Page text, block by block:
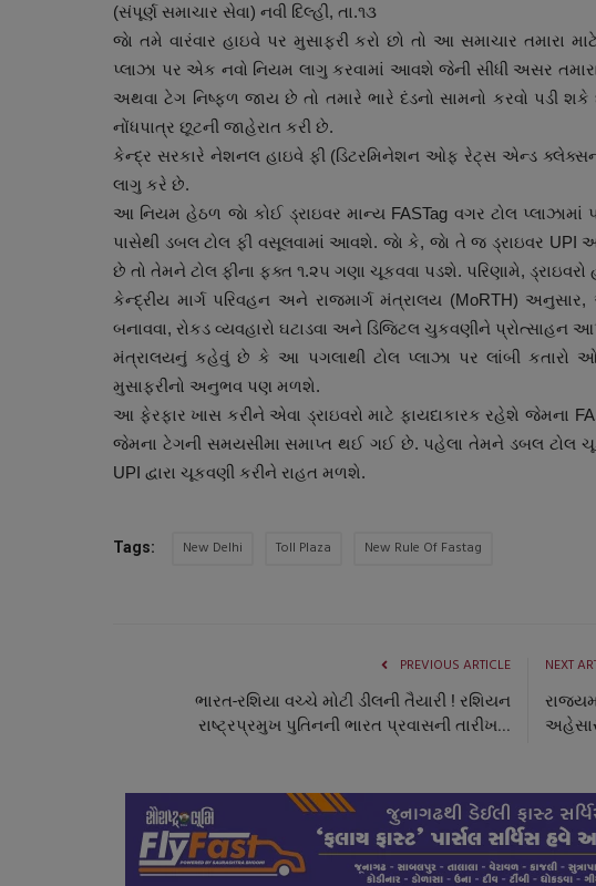
(સંપૂર્ણ સમાચાર સેવા) નવી દિલ્હી, તા.૧૩
જાે તમે વારંવાર હાઇવે પર મુસાફરી કરો છો તો આ સમાચાર તમારા
પ્લાઝા પર એક નવો નિયમ લાગુ કરવામાં આવશે જેની સીધી અસર તમારા
અથવા ટેગ નિષ્ફળ જાય છે તો તમારે ભારે દંડનો સામનો કરવો પડી
નોંધપાત્ર છૂટની જાહેરાત કરી છે.
કેન્દ્ર સરકારે નેશનલ હાઇવે ફી (ડિટરમિનેશન ઓફ રેટ્સ એન્ડ
લાગુ કરે છે.
આ નિયમ હેઠળ જાે કોઈ ડ્રાઇવર માન્ય FASTag વગર ટોલ
પાસેથી ડબલ ટોલ ફી વસૂલવામાં આવશે. જાે કે, જાે તે જ ડ્રાઇવર UPI
છે તો તેમને ટોલ ફીના ફક્ત ૧.૨૫ ગણા ચૂકવવા પડશે. પરિણામે,
કેન્દ્રીય માર્ગ પરિવહન અને રાજમાર્ગ મંત્રાલય (MoRTH)
બનાવવા, રોકડ વ્યવહારો ઘટાડવા અને ડિજિટલ ચુકવણીને પ્રોત્સાહન
મંત્રાલયનું કહેવું છે કે આ પગલાથી ટોલ પ્લાઝા પર લાંબી
મુસાફરીનો અનુભવ પણ મળશે.
આ ફેરફાર ખાસ કરીને એવા ડ્રાઇવરો માટે ફાયદાકારક રહેશે જેમના
જેમના ટેગની સમયસીમા સમાપ્ત થઈ ગઈ છે. પહેલા તેમને ડબલ ટોલ
UPI દ્વારા ચૂકવણી કરીને રાહત મળશે.
Tags: New Delhi Toll Plaza New Rule Of Fastag
PREVIOUS ARTICLE
ભારત-રશિયા વચ્ચે મોટી ડીલની તૈયારી ! રશિયન
રાષ્ટ્રપ્રમુખ પુતિનની ભારત પ્રવાસની તારીખ...
NEXT